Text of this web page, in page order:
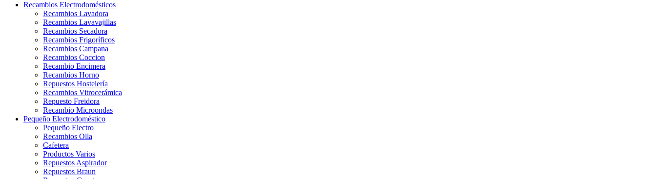
Recambios Electrodomésticos
Recambios Lavadora
Recambios Lavavajillas
Recambios Secadora
Recambios Frigoríficos
Recambios Campana
Recambios Coccion
Recambio Encimera
Recambios Horno
Repuestos Hostelería
Recambios Vitrocerámica
Repuesto Freidora
Recambio Microondas
Pequeño Electrodoméstico
Pequeño Electro
Recambios Olla
Cafetera
Productos Varios
Repuestos Aspirador
Repuestos Braun